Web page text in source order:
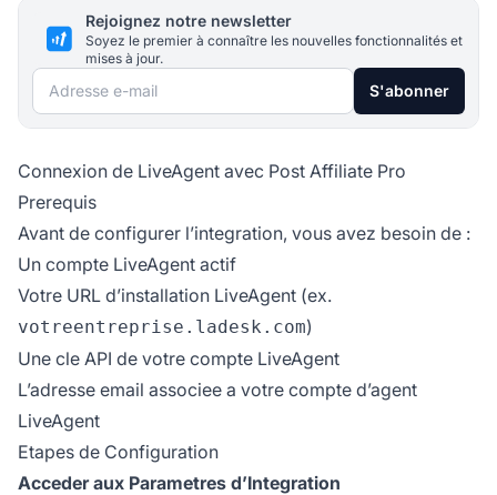
Rejoignez notre newsletter
Soyez le premier à connaître les nouvelles fonctionnalités et
mises à jour.
Adresse e-mail S'abonner
Connexion de LiveAgent avec Post Affiliate Pro
Prerequis
Avant de configurer l’integration, vous avez besoin de :
Un compte LiveAgent actif
Votre URL d’installation LiveAgent (ex.
votreentreprise.ladesk.com)
Une cle API de votre compte LiveAgent
L’adresse email associee a votre compte d’agent
LiveAgent
Etapes de Configuration
Acceder aux Parametres d’Integration